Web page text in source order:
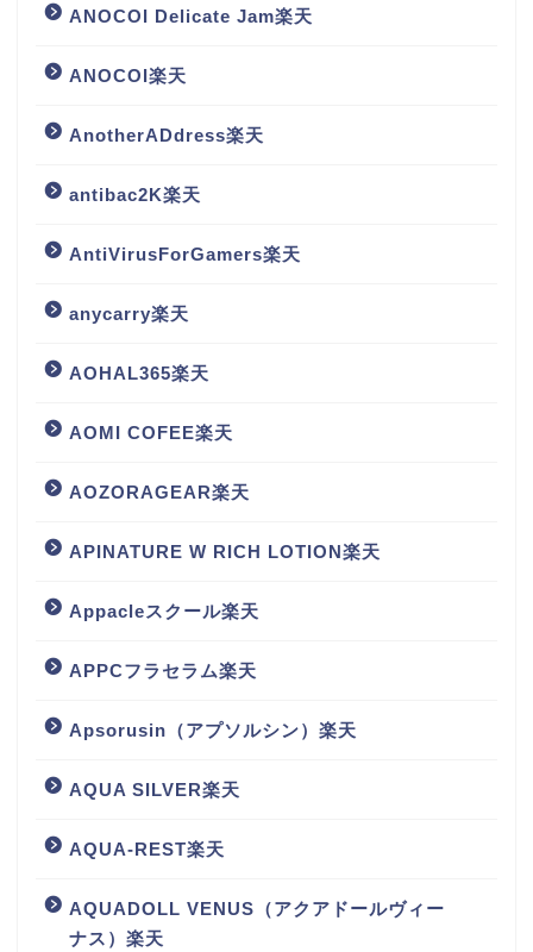
ANOCOI Delicate Jam楽天
ANOCOI楽天
AnotherADdress楽天
antibac2K楽天
AntiVirusForGamers楽天
anycarry楽天
AOHAL365楽天
AOMI COFEE楽天
AOZORAGEAR楽天
APINATURE W RICH LOTION楽天
Appacleスクール楽天
APPCフラセラム楽天
Apsorusin（アプソルシン）楽天
AQUA SILVER楽天
AQUA-REST楽天
AQUADOLL VENUS（アクアドールヴィー
ナス）楽天